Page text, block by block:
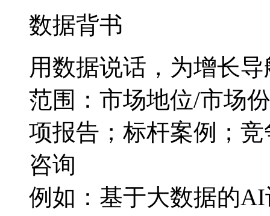
数据背书
用数据说话，为增长导
范围：市场地位/市场
项报告；标杆案例；
咨询
例如：基于大数据的